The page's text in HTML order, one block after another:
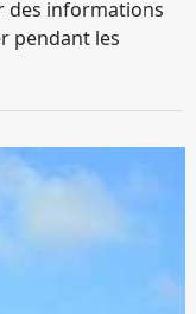
des informations
pendant les